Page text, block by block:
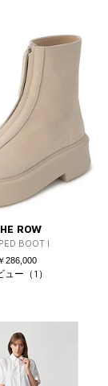
ROW
BOOT I
286,000
ュー（1）